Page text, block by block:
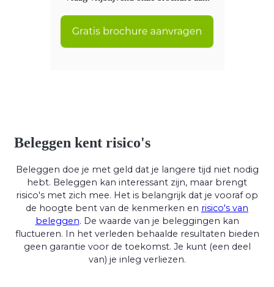
Beleggen kent risico's
Beleggen doe je met geld dat je langere tijd niet nodig
hebt. Beleggen kan interessant zijn, maar brengt
risico's met zich mee. Het is belangrijk dat je vooraf op
de hoogte bent van de kenmerken en risico's van
beleggen. De waarde van je beleggingen kan
fluctueren. In het verleden behaalde resultaten bieden
geen garantie voor de toekomst. Je kunt (een deel
van) je inleg verliezen.